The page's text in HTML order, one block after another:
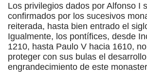
Los privilegios dados por Alfonso I
confirmados por los sucesivos
reiterada, hasta bien entrado el
Igualmente, los pontífices, desde
1210, hasta Paulo V hacia 1610,
proteger con sus bulas el
engrandecimiento de este